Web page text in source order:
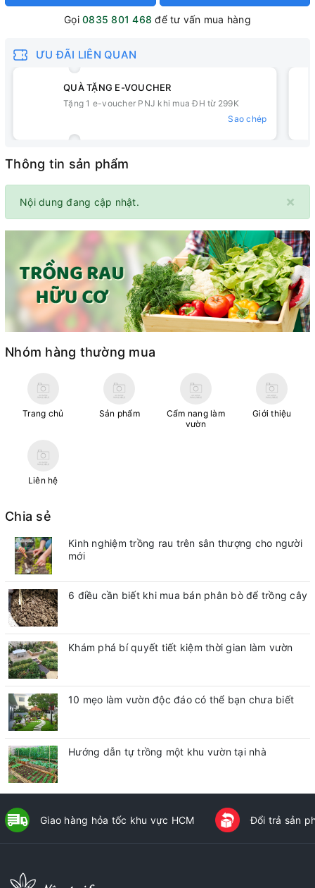
Gọi0835 801 468 để tư vấn mua hàng
ƯU ĐÃI LIÊN QUAN
QUÀ TẶNG E-VOUCHER
Tặng 1 e-voucher PNJ khi mua ĐH từ 299K
Sao chép
Thông tin sản phẩm
×
Nội dung đang cập nhật.
Nhóm hàng thường mua
Trang chủ Sản phẩm
Cẩm nang làm
vườn
Giới thiệu
Liên hệ
Chia sẻ
Kinh nghiệm trồng rau trên sân thượng cho người
mới
6 điều cần biết khi mua bán phân bò để trồng cây
Khám phá bí quyết tiết kiệm thời gian làm vườn
10 mẹo làm vườn độc đáo có thể bạn chưa biết
Hướng dẫn tự trồng một khu vườn tại nhà
Giao hàng hỏa tốc khu vực HCM Đổi trả sản